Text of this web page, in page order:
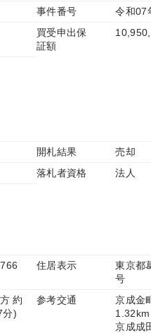
事件番号
令和07
買受申出保
証額
開札結果
売却
落札者資格
法人
住居表示
東京都
号
約
分)
参考交通 京成金
1.32km
京成成